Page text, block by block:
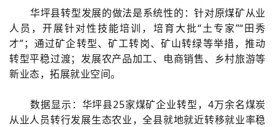
华坪县转型发展的做法是系统性的：针对原煤矿从业
人员，开展针对性技能培训，培育大批“土专家”“田秀
才”；通过矿企转型、矿工转岗、矿山转绿等举措，推动
转型平稳过渡；发展农产品加工、电商销售、乡村旅游等
新业态，拓展就业空间。
数据显示：华坪县25家煤矿企业转型，4万余名煤炭
从业人员转行发展生态农业，全县就地就近转移就业率稳